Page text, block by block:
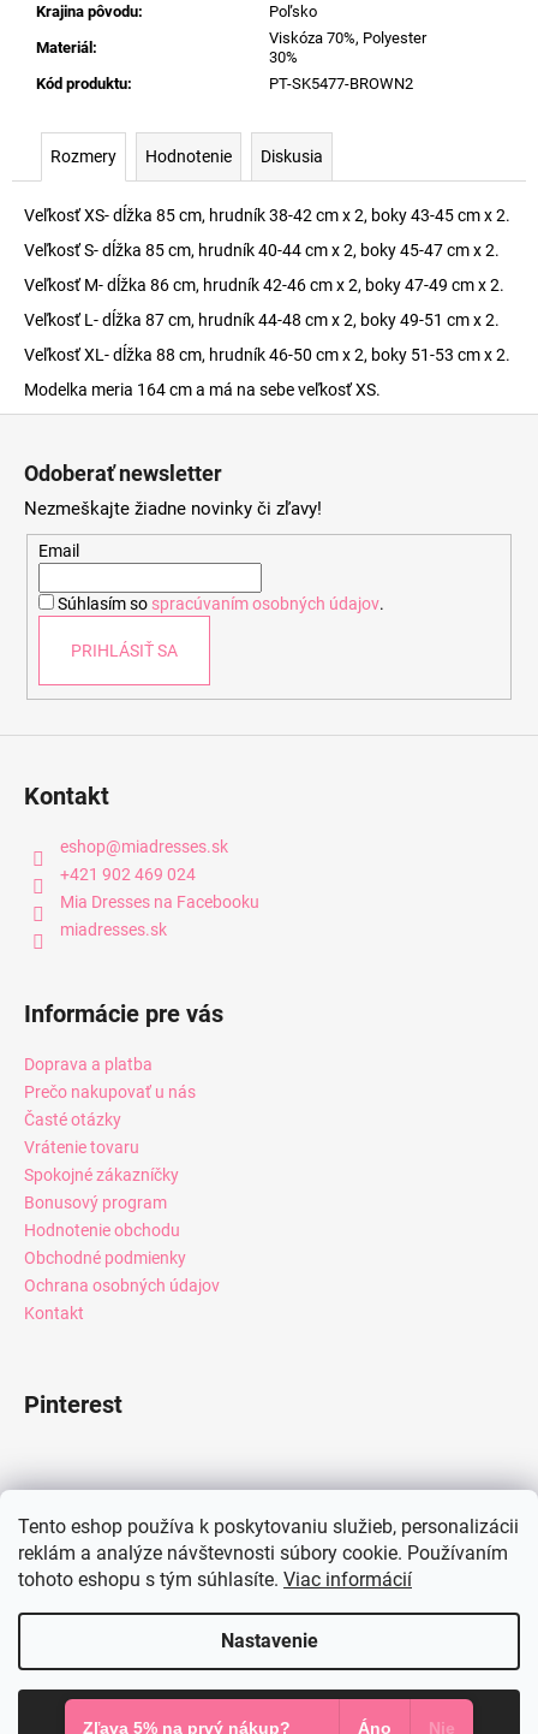
Tento eshop používa k poskytovaniu služieb, personalizácii
reklám a analýze návštevnosti súbory cookie. Používaním
tohoto eshopu s tým súhlasíte. Viac informácií
Nastavenie
Súhlasím
Krajina pôvodu:
Poľsko
Materiál:
Viskóza 70%, Polyester
30%
Kód produktu: PT-SK5477-BROWN2
Rozmery Hodnotenie Diskusia
Veľkosť XS- dĺžka 85 cm, hrudník 38-42 cm x 2, boky 43-45 cm x 2.
Veľkosť S- dĺžka 85 cm, hrudník 40-44 cm x 2, boky 45-47 cm x 2.
Veľkosť M- dĺžka 86 cm, hrudník 42-46 cm x 2, boky 47-49 cm x 2.
Veľkosť L- dĺžka 87 cm, hrudník 44-48 cm x 2, boky 49-51 cm x 2.
Veľkosť XL- dĺžka 88 cm, hrudník 46-50 cm x 2, boky 51-53 cm x 2.
Modelka meria 164 cm a má na sebe veľkosť XS.
Odoberať newsletter
Nezmeškajte žiadne novinky či zľavy!
Email
Súhlasím so spracúvaním osobných údajov.
PRIHLÁSIŤ SA
Kontakt
eshop@miadresses.sk
+421 902 469 024
Mia Dresses na Facebooku
miadresses.sk
Informácie pre vás
Doprava a platba
Prečo nakupovať u nás
Časté otázky
Vrátenie tovaru
Spokojné zákazníčky
Bonusový program
Hodnotenie obchodu
Obchodné podmienky
Ochrana osobných údajov
Kontakt
Pinterest
Instagram
Copyright 2026
Mia Dresses . Všetky práva vyhradené.
Zľava 5% na prvý nákup? Áno Nie